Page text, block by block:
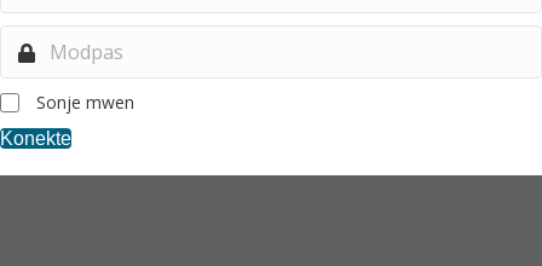
Sonje mwen
Konekte